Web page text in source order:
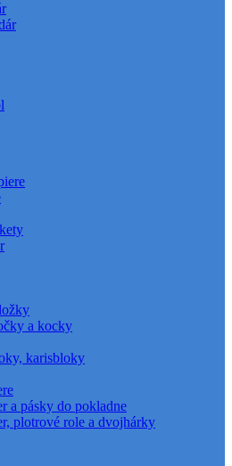
a kocky
karisbloky
a pásky do pokladne
plotrové role a dvojhárky